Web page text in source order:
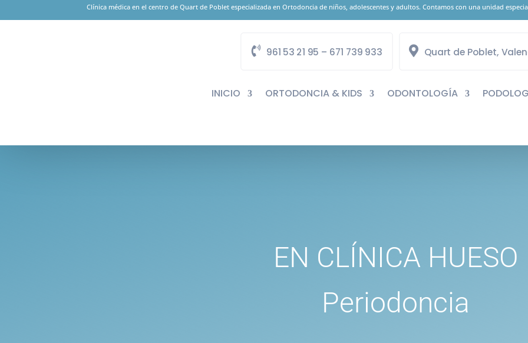
Clínica médica en el centro de Quart de Poblet especializada en Ortodoncia de niños, adolescentes y adultos. Contamos con una unidad
961 53 21 95 – 671 739 933 Quart de Poblet,
INICIO ORTODONCIA & KIDS ODONTOLOGÍA
EN CLÍNICA HUESO
Periodoncia